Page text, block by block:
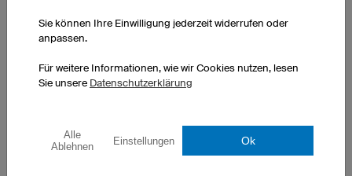
Sie können Ihre Einwilligung jederzeit widerrufen oder
anpassen.
Für weitere Informationen, wie wir Cookies nutzen, lesen
Sie unsere Datenschutzerklärung
Alle
Ablehnen
Einstellungen Ok